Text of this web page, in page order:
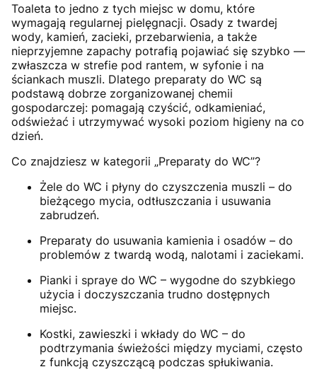
Toaleta to jedno z tych miejsc w domu, które
wymagają regularnej pielęgnacji. Osady z twardej
wody, kamień, zacieki, przebarwienia, a także
nieprzyjemne zapachy potrafią pojawiać się szybko —
zwłaszcza w strefie pod rantem, w syfonie i na
ściankach muszli. Dlatego preparaty do WC są
podstawą dobrze zorganizowanej chemii
gospodarczej: pomagają czyścić, odkamieniać,
odświeżać i utrzymywać wysoki poziom higieny na co
dzień.
Co znajdziesz w kategorii „Preparaty do WC”?
Żele do WC i płyny do czyszczenia muszli – do
bieżącego mycia, odtłuszczania i usuwania
zabrudzeń.
Preparaty do usuwania kamienia i osadów – do
problemów z twardą wodą, nalotami i zaciekami.
Pianki i spraye do WC – wygodne do szybkiego
użycia i doczyszczania trudno dostępnych
miejsc.
Kostki, zawieszki i wkłady do WC – do
podtrzymania świeżości między myciami, często
z funkcją czyszczącą podczas spłukiwania.